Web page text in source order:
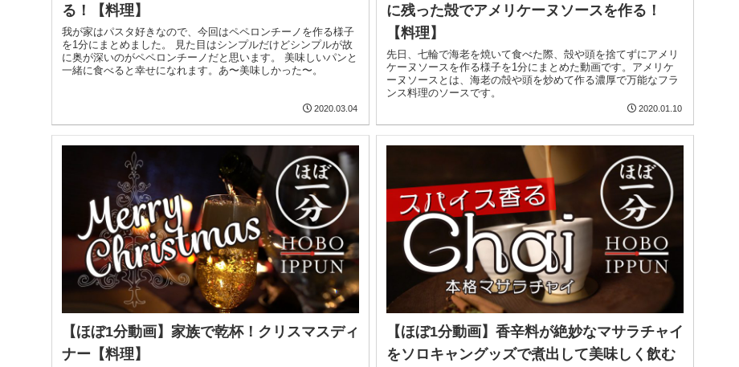
る！【料理】
我が家はパスタ好きなので、今回はペペロンチーノを作る様子
を1分にまとめました。 見た目はシンプルだけどシンプルが故
に奥が深いのがペペロンチーノだと思います。 美味しいパンと
一緒に食べると幸せになれます。あ〜美味しかった〜。
2020.03.04
に残った殻でアメリケーヌソースを作る！
【料理】
先日、七輪で海老を焼いて食べた際、殻や頭を捨てずにアメリ
ケーヌソースを作る様子を1分にまとめた動画です。アメリケ
ーヌソースとは、海老の殻や頭を炒めて作る濃厚で万能なフラ
ンス料理のソースです。
2020.01.10
【ほぼ1分動画】家族で乾杯！クリスマスディ
ナー【料理】
【ほぼ1分動画】香辛料が絶妙なマサラチャイ
をソロキャングッズで煮出して美味しく飲む